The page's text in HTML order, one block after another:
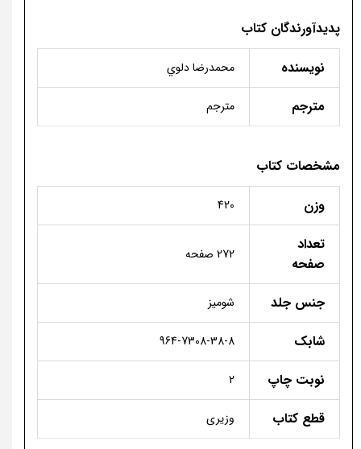
پدیدآورندگان کتاب
نویسنده
محمدرضا دلوي
مترجم مترجم
مشخصات کتاب
وزن
420
تعداد
صفحه
272 صفحه
جنس جلد شومیز
شابک 964-7308-38-8
نوبت چاپ 2
قطع کتاب وزیری